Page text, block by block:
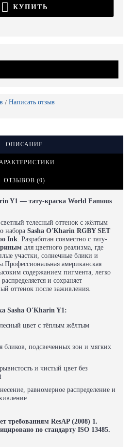
КУПИТЬ
/ Написать отзыв
ОПИСАНИЕ
ОТЗЫВОВ (0)
Y1 — тату-краска World Famous
телесный оттенок с жёлтым
набора Sasha O'Kharin RGBY SET
Ink. Разработан совместно с тату-
для цветного реализма, где
участки, солнечные блики и
американская
содержанием пигмента, легко
и сохраняет
оттенок после заживления.
Sasha O'Kharin Y1:
цвет с тёплым жёлтым
бликов, подсвеченных зон и мягких
и чистый цвет без
равномерное распределение и
требованиям ResAP (2008) 1.
по стандарту ISO 13485.